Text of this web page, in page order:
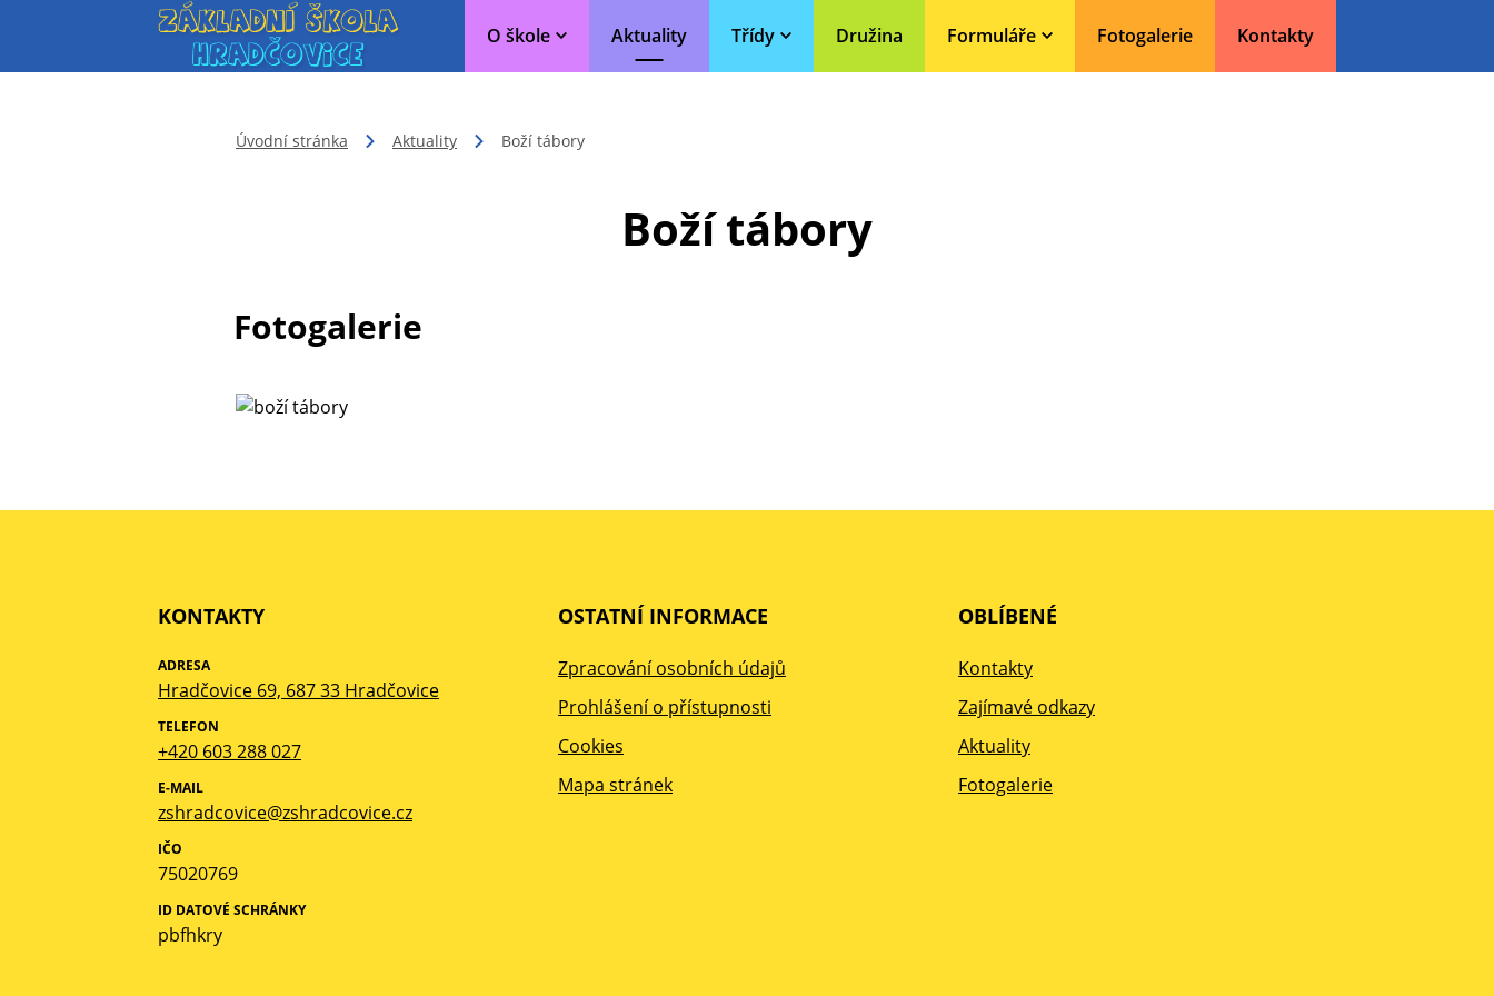
O škole Aktuality Třídy Družina Formuláře Fotogalerie Kontakty
Úvodní stránka Aktuality Boží tábory
Boží tábory
Fotogalerie
KONTAKTY
ADRESA
Hradčovice 69, 687 33 Hradčovice
TELEFON
+420 603 288 027
E-MAIL
zshradcovice@zshradcovice.cz
IČO
75020769
ID DATOVÉ SCHRÁNKY
pbfhkry
OSTATNÍ INFORMACE
Zpracování osobních údajů
Prohlášení o přístupnosti
Cookies
Mapa stránek
OBLÍBENÉ
Kontakty
Zajímavé odkazy
Aktuality
Fotogalerie